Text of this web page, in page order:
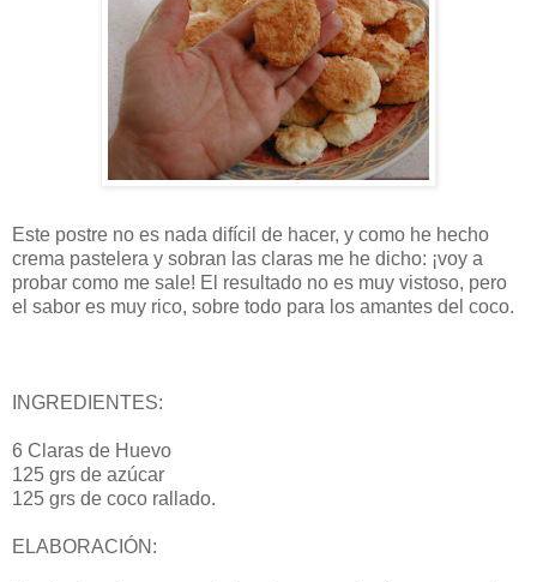
Este postre no es nada difícil de hacer, y como he hecho
crema pastelera y sobran las claras me he dicho: ¡voy a
probar como me sale! El resultado no es muy vistoso, pero
el sabor es muy rico, sobre todo para los amantes del coco.
INGREDIENTES:
6 Claras de Huevo
125 grs de azúcar
125 grs de coco rallado.
ELABORACIÓN: